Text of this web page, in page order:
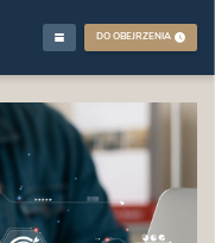
DO OBEJRZENIA